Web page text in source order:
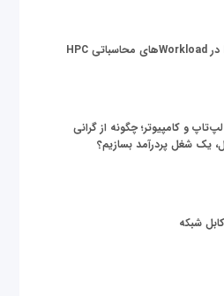
و کامپیوتر؛ چگونه از گرانی
یک شغل پردرآمد بسازیم؟
شبکه